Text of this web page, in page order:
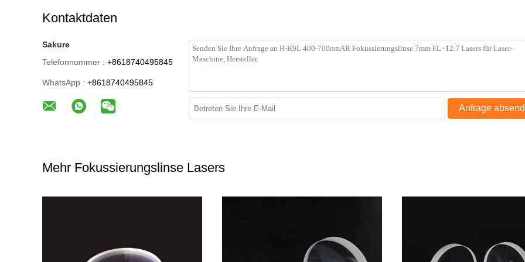
Kontaktdaten
Sakure
Telefonnummer : +8618740495845
WhatsApp : +8618740495845
Anfrage
Mehr Fokussierungslinse Lasers